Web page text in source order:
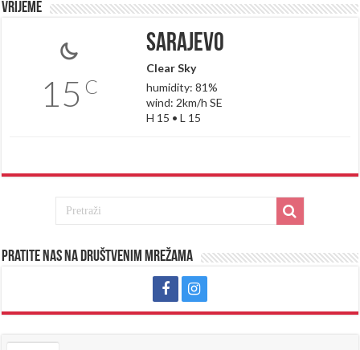
Vrijeme
15 C
Sarajevo
Clear Sky
humidity: 81%
wind: 2km/h SE
H 15 • L 15
Pratite nas na društvenim mrežama